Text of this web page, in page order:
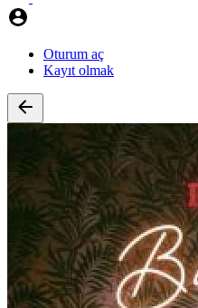
Oturum aç
Kayıt olmak